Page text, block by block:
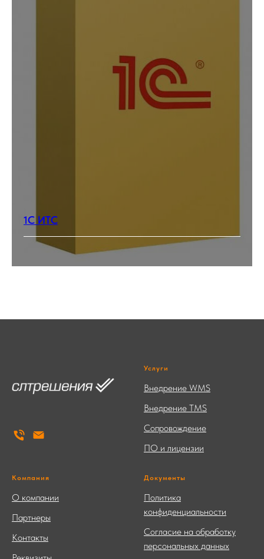
1С ИТС
Услуги
Внедрение WMS
Внедрение TMS
Сопровождение
ПО и лицензии
Компания
О компании
Партнеры
Контакты
Документы
Политика
конфиденциальности
Согласие на обработку
персональных данных